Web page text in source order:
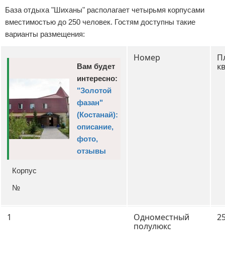
База отдыха "Шиханы" располагает четырьмя корпусами
вместимостью до 250 человек. Гостям доступны такие
варианты размещения:
Вам будет
интересно:
"Золотой
фазан"
(Костанай):
описание,
фото,
отзывы
Корпус
№
Номер
1
Одноместный
полулюкс